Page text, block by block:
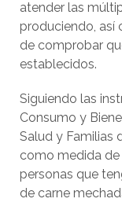
atender las
produciendo, así
de comprobar
establecidos.
Siguiendo las
Consumo y
Salud y Familias
como medida de
personas que
de carne